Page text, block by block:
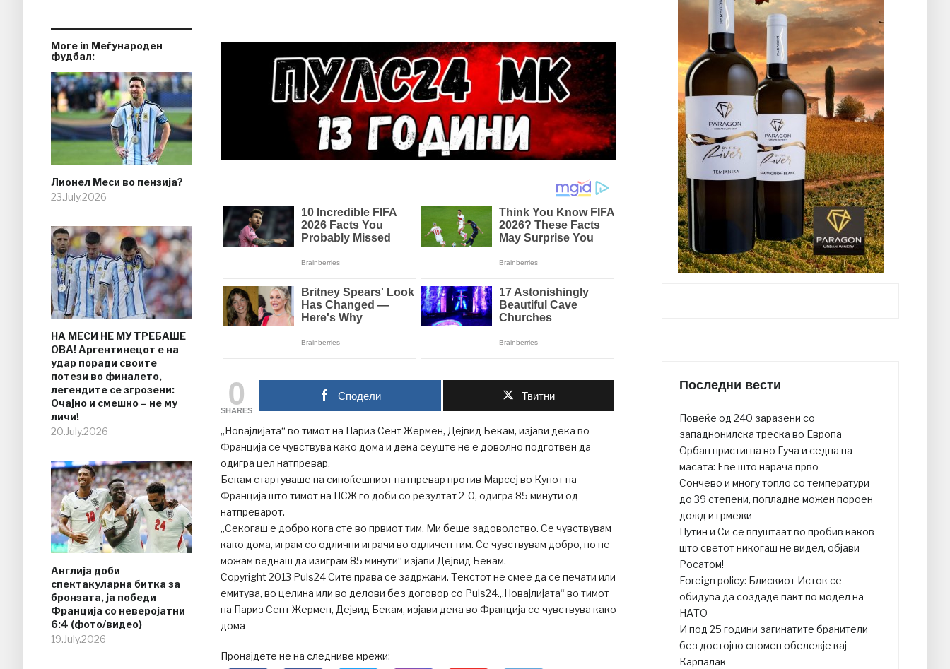
More in Меѓународен
фудбал:
Лионел Меси во пензија?
23.July.2026
НА МЕСИ НЕ МУ ТРЕБАШЕ
ОВА! Аргентинецот е на
удар поради своите
потези во финалето,
легендите се згрозени:
Очајно и смешно – не му
личи!
20.July.2026
Англија доби
спектакуларна битка за
бронзата, ја победи
Франција со неверојатни
6:4 (фото/видео)
19.July.2026
0
SHARES
Сподели Твитни
„Новајлијата“ во тимот на Париз Сент Жермен, Дејвид Бекам, изјави дека во
Франција се чувствува како дома и дека сеуште не е доволно подготвен да
одигра цел натпревар.
Бекам стартуваше на синоќешниот натпревар против Марсеј во Купот на
Франција што тимот на ПСЖ го доби со резултат 2-0, одигра 85 минути од
натпреварот.
„Секогаш е добро кога сте во првиот тим. Ми беше задоволство. Се чувствувам
како дома, играм со одлични играчи во одличен тим. Се чувствувам добро, но не
можам веднаш да изиграм 85 минути“ изјави Дејвид Бекам.
Copyright 2013 Puls24 Сите права се задржани. Текстот не смее да се печати или
емитува, во целина или во делови без договор со Puls24.„Новајлијата“ во тимот
на Париз Сент Жермен, Дејвид Бекам, изјави дека во Франција се чувствува како
дома
Пронајдете не на следниве мрежи:
Последни вести
Повеќе од 240 заразени со
западнонилска треска во Европа
Орбан пристигна во Гуча и седна на
масата: Еве што нарача прво
Сончево и многу топло со температури
до 39 степени, попладне можен пороен
дожд и грмежи
Путин и Си се впуштаат во пробив каков
што светот никогаш не видел, објави
Росатом!
Foreign policy: Блискиот Исток се
обидува да создаде пакт по модел на
НАТО
И под 25 години загинатите бранители
без достојно спомен обележје кај
Карпалак